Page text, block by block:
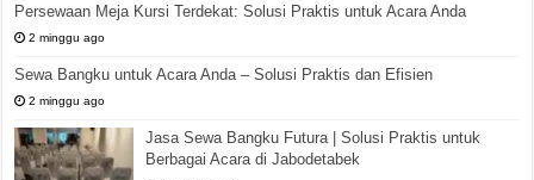
Persewaan Meja Kursi Terdekat: Solusi Praktis untuk Acara Anda
2 minggu ago
Sewa Bangku untuk Acara Anda – Solusi Praktis dan Efisien
2 minggu ago
Jasa Sewa Bangku Futura | Solusi Praktis untuk
Berbagai Acara di Jabodetabek